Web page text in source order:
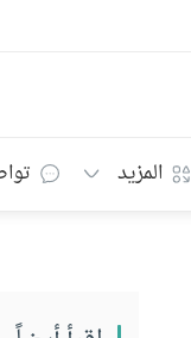
المزيد